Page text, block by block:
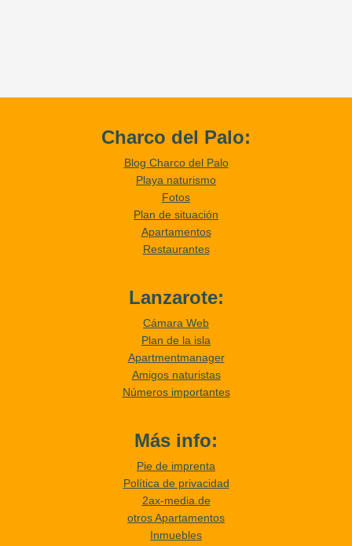
Charco del Palo:
Blog Charco del Palo
Playa naturismo
Fotos
Plan de situación
Apartamentos
Restaurantes
Lanzarote:
Cámara Web
Plan de la isla
Apartmentmanager
Amigos naturistas
Números importantes
Más info:
Pie de imprenta
Política de privacidad
2ax-media.de
otros Apartamentos
Inmuebles